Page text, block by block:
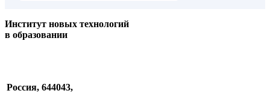
Институт новых технологий
в образовании
Россия, 644043,